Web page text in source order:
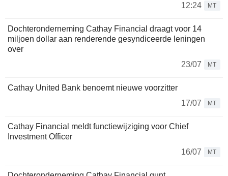
12:24
MT
Dochteronderneming Cathay Financial draagt voor 14
miljoen dollar aan renderende gesyndiceerde leningen
over
23/07
MT
Cathay United Bank benoemt nieuwe voorzitter
17/07
MT
Cathay Financial meldt functiewijziging voor Chief
Investment Officer
16/07
MT